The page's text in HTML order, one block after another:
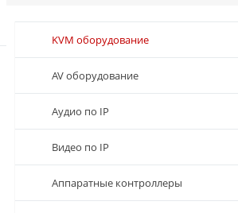
KVM оборудование
AV оборудование
Аудио по IP
Видео по IP
Аппаратные контроллеры